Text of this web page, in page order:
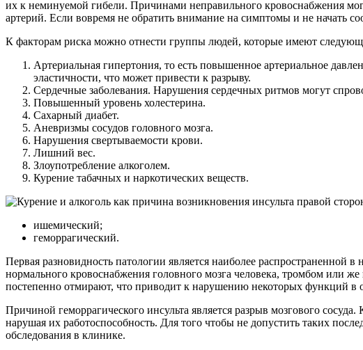
их к неминуемой гибели. Причинами неправильного кровоснабжения
артерий. Если вовремя не обратить внимание на симптомы и не начать
К факторам риска можно отнести группы людей, которые имеют
Артериальная гипертония, то есть повышенное артериальное
эластичности, что может привести к разрыву.
Сердечные заболевания. Нарушения сердечных ритмов могут
Повышенный уровень холестерина.
Сахарный диабет.
Аневризмы сосудов головного мозга.
Нарушения свертываемости крови.
Лишний вес.
Злоупотребление алкоголем.
Курение табачных и наркотических веществ.
ишемический;
геморрагический.
Первая разновидность патологии является наиболее распространенной
нормального кровоснабжения головного мозга человека, тромбом или
постепенно отмирают, что приводит к нарушению некоторых функций в
Причиной геморрагического инсульта является разрыв мозгового
нарушая их работоспособность. Для того чтобы не допустить таких
обследования в клинике.